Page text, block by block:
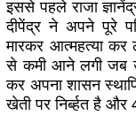
इससे पहले राजा
दीपेंद्र ने अपने पूरे
मारकर आत्महत्या कर
से कमी आने लगी जब
कर अपना शासन
खेती पर निर्ब्हत है